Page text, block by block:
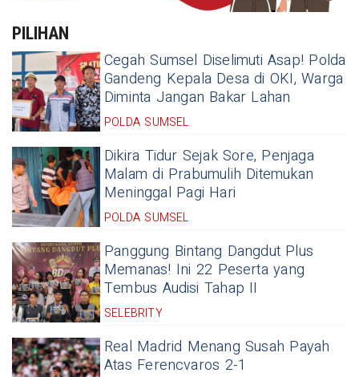
PILIHAN
Cegah Sumsel Diselimuti Asap! Polda
Gandeng Kepala Desa di OKI, Warga
Diminta Jangan Bakar Lahan
POLDA SUMSEL
Dikira Tidur Sejak Sore, Penjaga
Malam di Prabumulih Ditemukan
Meninggal Pagi Hari
POLDA SUMSEL
Panggung Bintang Dangdut Plus
Memanas! Ini 22 Peserta yang
Tembus Audisi Tahap II
SELEBRITY
Real Madrid Menang Susah Payah
Atas Ferencvaros 2-1